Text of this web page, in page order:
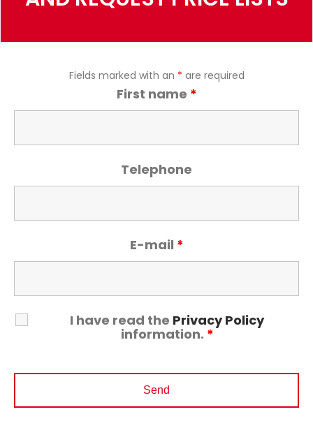
Fields marked with an * are required
First name *
Telephone
E-mail *
I have read the Privacy Policy
information. *